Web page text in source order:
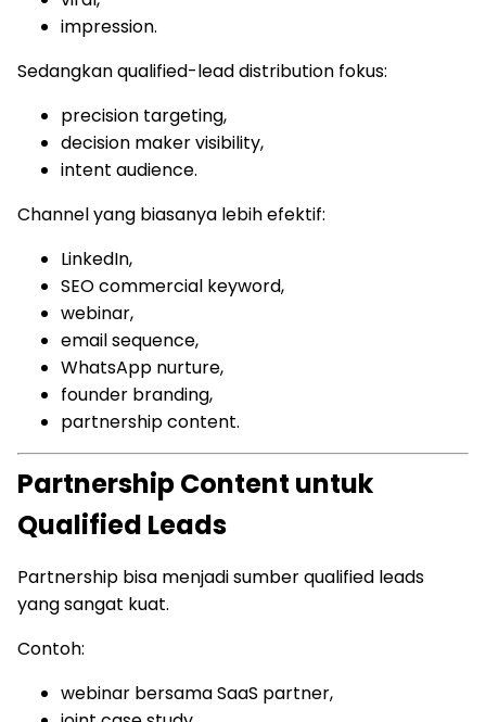
impression.
Sedangkan qualified-lead distribution fokus:
precision targeting,
decision maker visibility,
intent audience.
Channel yang biasanya lebih efektif:
LinkedIn,
SEO commercial keyword,
webinar,
email sequence,
WhatsApp nurture,
founder branding,
partnership content.
Partnership Content untuk
Qualified Leads
Partnership bisa menjadi sumber qualified leads
yang sangat kuat.
Contoh:
webinar bersama SaaS partner,